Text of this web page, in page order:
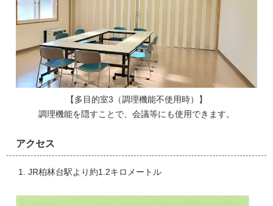
【多目的室3（調理機能不使用時）】
調理機能を隠すことで、会議等にも使用できます。
アクセス
JR柏林台駅より約1.2キロメートル